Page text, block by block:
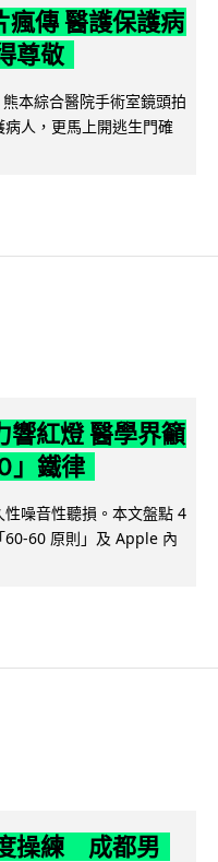
瘋傳 醫護保護病
尊敬
本綜合醫院手術室鏡頭拍
人，更馬上開逃生門確
紅燈 醫學界籲
」鐵律
噪音性聽損。本文盤點 4
60-60 原則」及 Apple 內
操練 成都男